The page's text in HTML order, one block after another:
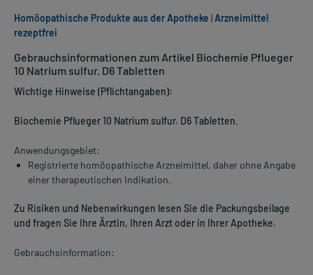
Gebrauchsinformationen zum Artikel Biochemie Pflueger
10 Natrium sulfur. D6 Tabletten
Wichtige Hinweise (Pflichtangaben):
Biochemie Pflueger 10 Natrium sulfur. D6 Tabletten.
Anwendungsgebiet:
Registrierte homöopathische Arzneimittel, daher ohne Angabe
einer therapeutischen Indikation.
Zu Risiken und Nebenwirkungen lesen Sie die Packungsbeilage
und fragen Sie Ihre Ärztin, Ihren Arzt oder in Ihrer Apotheke.
Gebrauchsinformation:
Homöopathische Produkte aus der Apotheke |Arzneimittel
rezeptfrei